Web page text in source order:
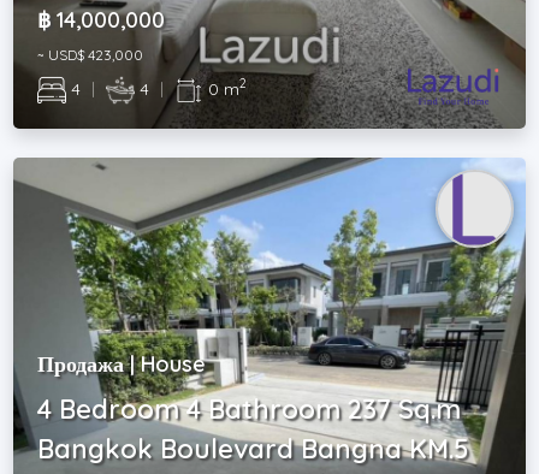
฿ 14,000,000
~ USD$ 423,000
4 | 4 | 0 m2
Продажа | House
4 Bedroom 4 Bathroom 237 Sq.m
Bangkok Boulevard Bangna KM.5